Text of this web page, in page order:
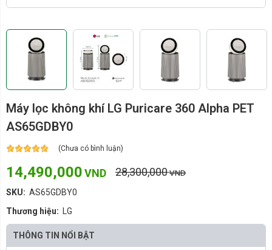
Máy lọc không khí LG Puricare 360 Alpha PET
AS65GDBY0
(Chưa có bình luận)
14,490,000VND 28,300,000VND
SKU: AS65GDBY0
Thương hiệu:
LG
THÔNG TIN NỔI BẬT